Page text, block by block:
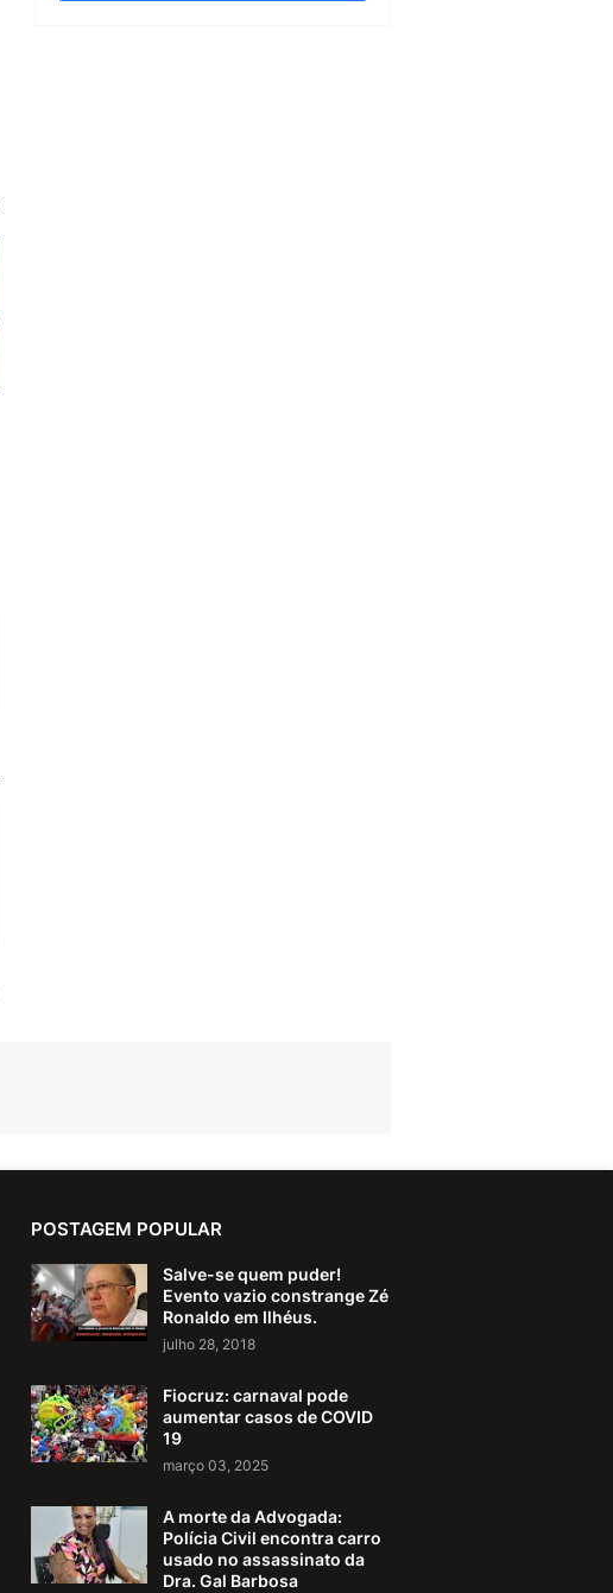
POSTAGEM POPULAR
Salve-se quem puder!
Evento vazio constrange Zé
Ronaldo em Ilhéus.
julho 28, 2018
Fiocruz: carnaval pode
aumentar casos de COVID
19
março 03, 2025
A morte da Advogada:
Polícia Civil encontra carro
usado no assassinato da
Dra. Gal Barbosa